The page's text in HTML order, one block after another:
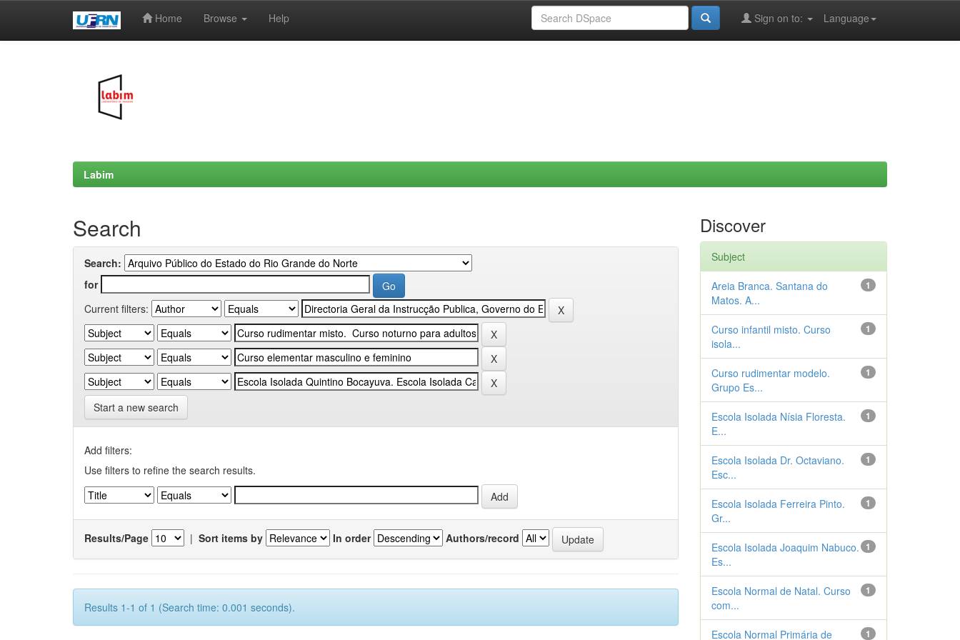
Home Browse Help Language
Sign on to:
Labim
Search
Search:
for
Current filters:
Start a new search
Add filters:
Use filters to refine the search results.
Results/Page | Sort items by In order Authors/record
Results 1-1 of 1 (Search time: 0.001 seconds).
Discover
Subject
1
Areia Branca. Santana do
Matos. A...
1
Curso infantil misto. Curso
isola...
1
Curso rudimentar modelo.
Grupo Es...
1
Escola Isolada Nísia Floresta.
E...
1
Escola Isolada Dr. Octaviano.
Esc...
1
Escola Isolada Ferreira Pinto.
Gr...
1
Escola Isolada Joaquim Nabuco.
Es...
1
Escola Normal de Natal. Curso
com...
1
Escola Normal Primária de